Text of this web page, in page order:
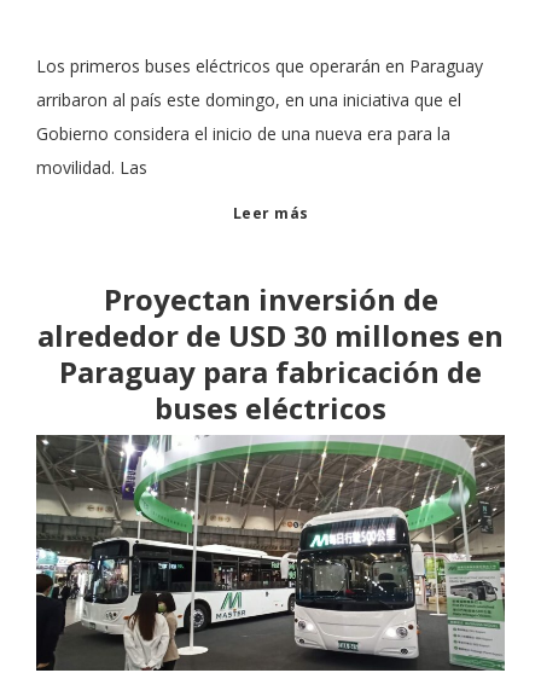
Los primeros buses eléctricos que operarán en Paraguay
arribaron al país este domingo, en una iniciativa que el
Gobierno considera el inicio de una nueva era para la
movilidad. Las
Leer más
Proyectan inversión de
alrededor de USD 30 millones en
Paraguay para fabricación de
buses eléctricos